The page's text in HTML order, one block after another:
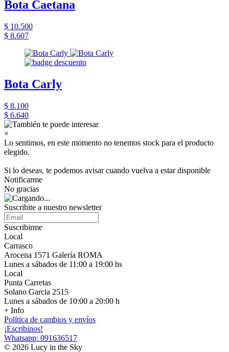
Bota Caetana
$ 10.500
$ 8.607
Bota Carly
$ 8.100
$ 6.640
×
Lo sentimos, en este momento no tenemos stock para el producto
elegido.
Si lo deseas, te podemos avisar cuando vuelva a estar disponible
Notificarme
No gracias
Suscribite a nuestro newsletter
Suscribirme
Local
Carrasco
Arocena 1571 Galería ROMA
Lunes a sábados de 11:00 a 19:00 hs
Local
Punta Carretas
Solano Garcia 2515
Lunes a sábados de 10:00 a 20:00 h
+ Info
Política de cambios y envíos
¡Escribinos!
Whatsapp: 091636517
© 2026 Lucy in the Sky